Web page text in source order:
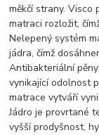
měkčí strany. Visco
matraci rozložit,
Nelepený systém
jádra, čímž
Antibakteriální
vynikající odolnost
matrace vytváří
Jádro je provrtané
vyšší prodyšnost,